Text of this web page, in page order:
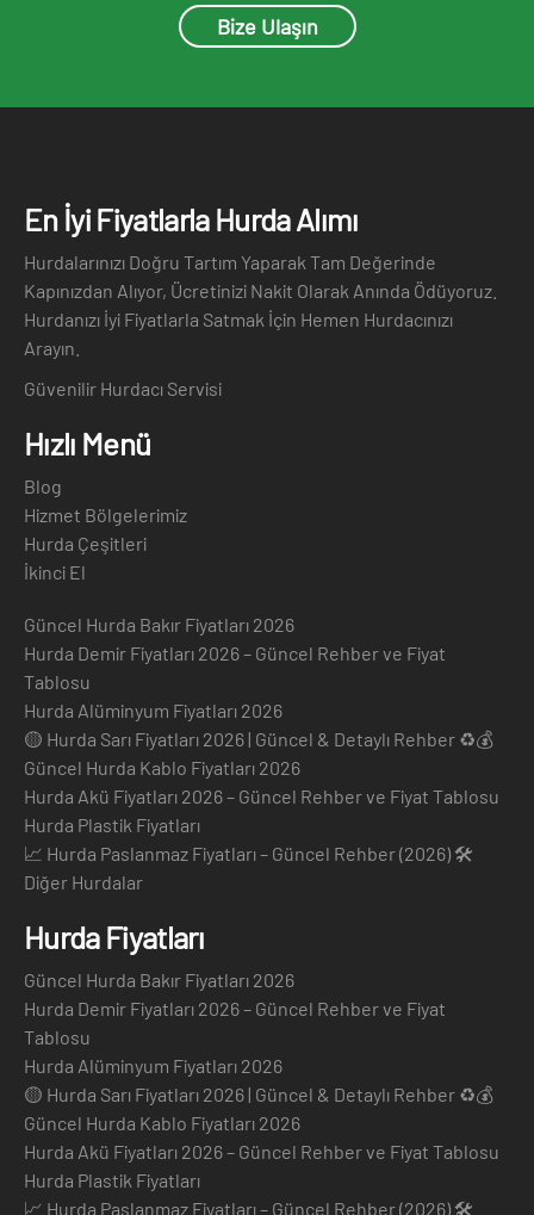
Bize Ulaşın
En İyi Fiyatlarla Hurda Alımı
Hurdalarınızı Doğru Tartım Yaparak Tam Değerinde
Kapınızdan Alıyor, Ücretinizi Nakit Olarak Anında Ödüyoruz.
Hurdanızı İyi Fiyatlarla Satmak İçin Hemen Hurdacınızı
Arayın.
Güvenilir Hurdacı Servisi
Hızlı Menü
Blog
Hizmet Bölgelerimiz
Hurda Çeşitleri
İkinci El
Güncel Hurda Bakır Fiyatları 2026
Hurda Demir Fiyatları 2026 – Güncel Rehber ve Fiyat
Tablosu
Hurda Alüminyum Fiyatları 2026
🟡 Hurda Sarı Fiyatları 2026 | Güncel & Detaylı Rehber ♻️💰
Güncel Hurda Kablo Fiyatları 2026
Hurda Akü Fiyatları 2026 – Güncel Rehber ve Fiyat Tablosu
Hurda Plastik Fiyatları
📈 Hurda Paslanmaz Fiyatları – Güncel Rehber (2026) 🛠️
Diğer Hurdalar
Hurda Fiyatları
Güncel Hurda Bakır Fiyatları 2026
Hurda Demir Fiyatları 2026 – Güncel Rehber ve Fiyat
Tablosu
Hurda Alüminyum Fiyatları 2026
🟡 Hurda Sarı Fiyatları 2026 | Güncel & Detaylı Rehber ♻️💰
Güncel Hurda Kablo Fiyatları 2026
Hurda Akü Fiyatları 2026 – Güncel Rehber ve Fiyat Tablosu
Hurda Plastik Fiyatları
📈 Hurda Paslanmaz Fiyatları – Güncel Rehber (2026) 🛠️